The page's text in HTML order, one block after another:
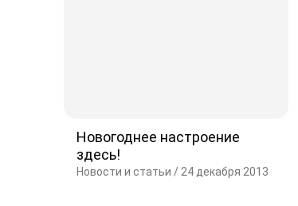
Новогоднее настроение
здесь!
Новости и статьи / 24 декабря 2013